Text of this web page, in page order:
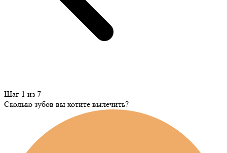
Шаг 1 из 7
Сколько зубов вы хотите вылечить?